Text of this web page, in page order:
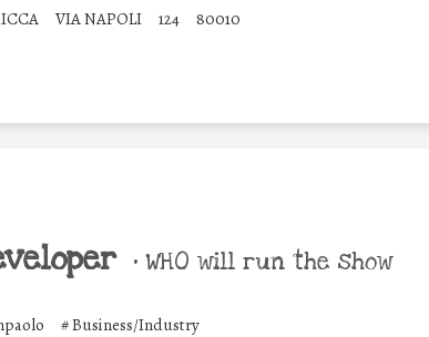
VIA NAPOLI 124 80010
• WHO will run the show
#Business/Industry